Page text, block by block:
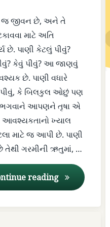
જીવન છે, અને તે
માટે અતિ
છે. પાણી કેટલું પીવું?
કેવું પીવું? આ જાણવું
છે. પાણી વધારે
કે બિલકુલ ઓછું પણ
ભગવાને આપણને તૃષા એ
આવશ્યકતાનો ખ્યાલ
માટે જ આપી છે. પાણી
તેથી ગરમીની ઋતુમાં, …
reading જળપાન અને
ન પીવું
on રાસ્ના